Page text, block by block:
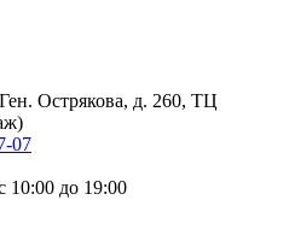
Острякова, д. 260, ТЦ
07
10:00 до 19:00